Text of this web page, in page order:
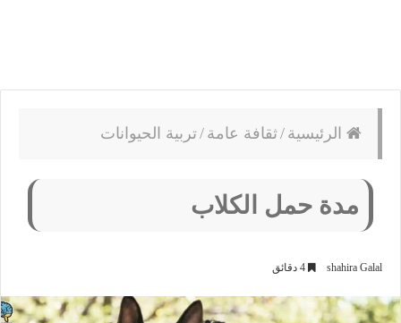
الرئيسية /ثقافة عامة /تربية الحيوانات
مدة حمل الكلاب
shahira Galal